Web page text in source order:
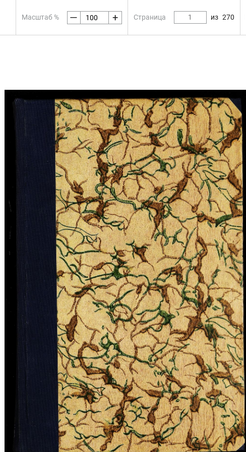
Масштаб % — + Страница из 270